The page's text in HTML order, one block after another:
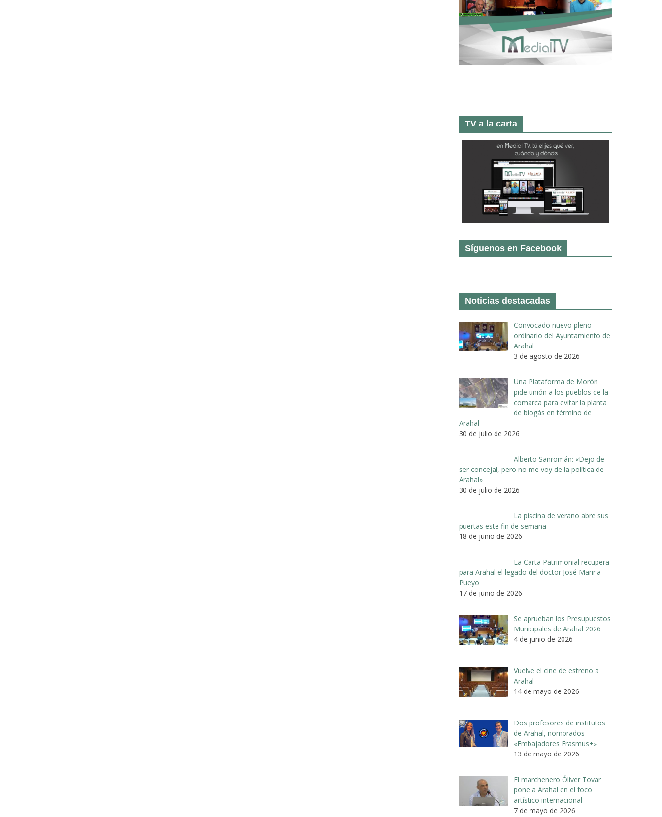
TV a la carta
Síguenos en Facebook
Noticias destacadas
Convocado nuevo pleno
ordinario del Ayuntamiento de
Arahal
3 de agosto de 2026
Una Plataforma de Morón
pide unión a los pueblos de la
comarca para evitar la planta
de biogás en término de
Arahal
30 de julio de 2026
Alberto Sanromán: «Dejo de
ser concejal, pero no me voy de la política de
Arahal»
30 de julio de 2026
La piscina de verano abre sus
puertas este fin de semana
18 de junio de 2026
La Carta Patrimonial recupera
para Arahal el legado del doctor José Marina
Pueyo
17 de junio de 2026
Se aprueban los Presupuestos
Municipales de Arahal 2026
4 de junio de 2026
Vuelve el cine de estreno a
Arahal
14 de mayo de 2026
Dos profesores de institutos
de Arahal, nombrados
«Embajadores Erasmus+»
13 de mayo de 2026
El marchenero Óliver Tovar
pone a Arahal en el foco
artístico internacional
7 de mayo de 2026